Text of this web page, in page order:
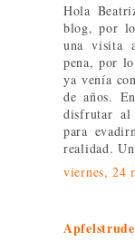
Hola
blog, por
una visita
pena, por
ya venía
de años.
disfrutar al
para
realidad.
viernes, 24